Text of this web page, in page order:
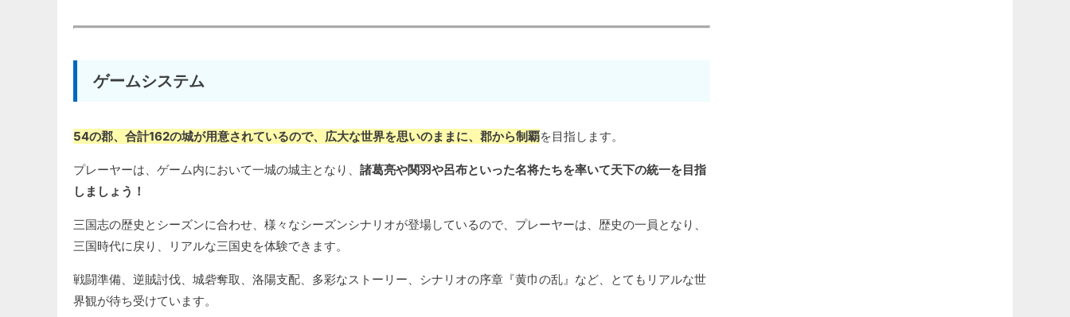
ゲームシステム
54の郡、合計162の城が用意されているので、広大な世界を思いのままに、郡から制覇を目指します。
プレーヤーは、ゲーム内において一城の城主となり、 諸葛亮や関羽や呂布といった名将たちを率いて天下の統一を目指
しましょう！
三国志の歴史とシーズンに合わせ、様々なシーズンシナリオが登場しているので、プレーヤーは、歴史の一員となり、
三国時代に戻り、リアルな三国史を体験できます。
戦闘準備、逆賊討伐、城砦奪取、洛陽支配、多彩なストーリー、シナリオの序章『黄巾の乱』など、とてもリアルな世
界観が待ち受けています。